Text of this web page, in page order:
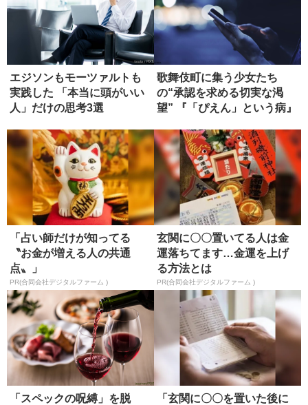
エジソンもモーツァルトも
実践した 「本当に頭がいい
人」だけの思考3選
歌舞伎町に集う少女たち
の“承認を求める切実な渇
望” 『「ぴえん」という病』
「占い師だけが知ってる
〝お金が増える人の共通
点〟」
PR(合同会社デジタルファーム )
玄関に〇〇置いてる人は金
運落ちてます…金運を上げ
る方法とは
PR(合同会社デジタルファーム )
「スペックの呪縛」を脱
「玄関に〇〇を置いた後に